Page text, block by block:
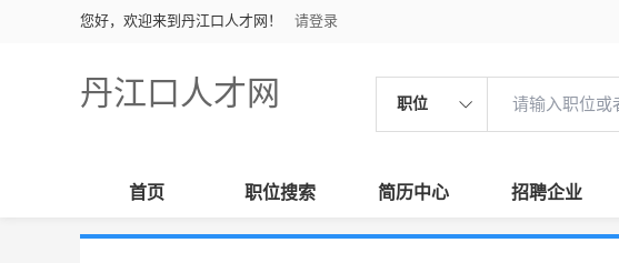
您好，欢迎来到丹江口人才网！ 请登录
丹江口人才网 职位
首页 职位搜索 简历中心 招聘企业